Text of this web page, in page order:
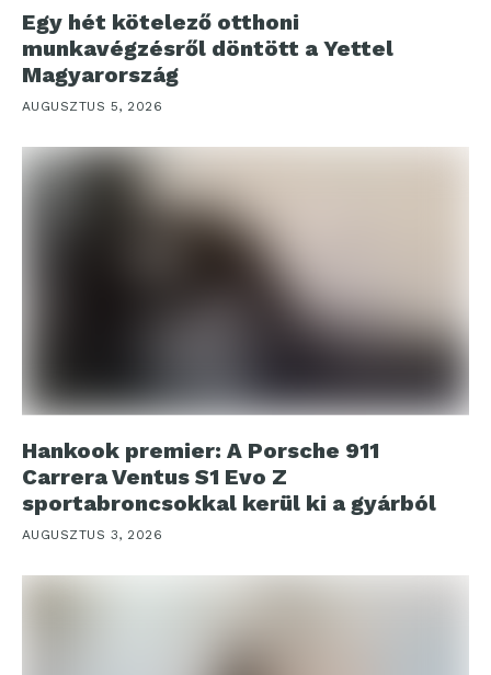
Egy hét kötelező otthoni
munkavégzésről döntött a Yettel
Magyarország
AUGUSZTUS 5, 2026
Hankook premier: A Porsche 911
Carrera Ventus S1 Evo Z
sportabroncsokkal kerül ki a gyárból
AUGUSZTUS 3, 2026